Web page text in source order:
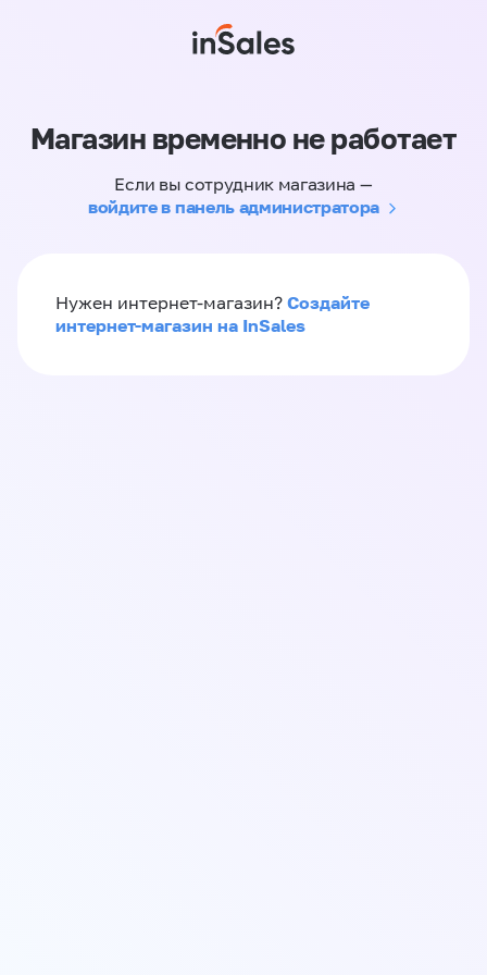
Магазин временно не работает
Если вы сотрудник магазина —
войдите в панель администратора
Нужен интернет-магазин? Создайте
интернет-магазин на InSales